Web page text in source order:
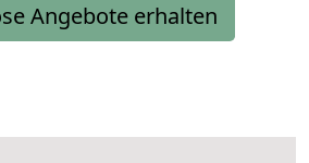
Angebote erhalten